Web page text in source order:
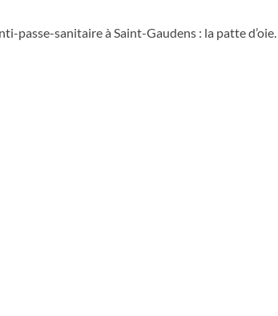
passe-sanitaire à Saint-Gaudens : la patte d’oie.